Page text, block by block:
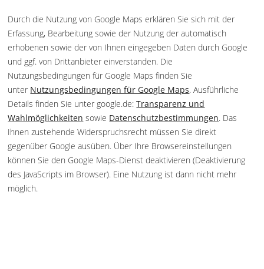
Durch die Nutzung von Google Maps erklären Sie sich mit der
Erfassung, Bearbeitung sowie der Nutzung der automatisch
erhobenen sowie der von Ihnen eingegeben Daten durch Google
und ggf. von Drittanbieter einverstanden. Die
Nutzungsbedingungen für Google Maps finden Sie
unter Nutzungsbedingungen für Google Maps. Ausführliche
Details finden Sie unter google.de:Transparenz und
Wahlmöglichkeiten sowie Datenschutzbestimmungen. Das
Ihnen zustehende Widerspruchsrecht müssen Sie direkt
gegenüber Google ausüben. Über Ihre Browsereinstellungen
können Sie den Google Maps-Dienst deaktivieren (Deaktivierung
des JavaScripts im Browser). Eine Nutzung ist dann nicht mehr
möglich.